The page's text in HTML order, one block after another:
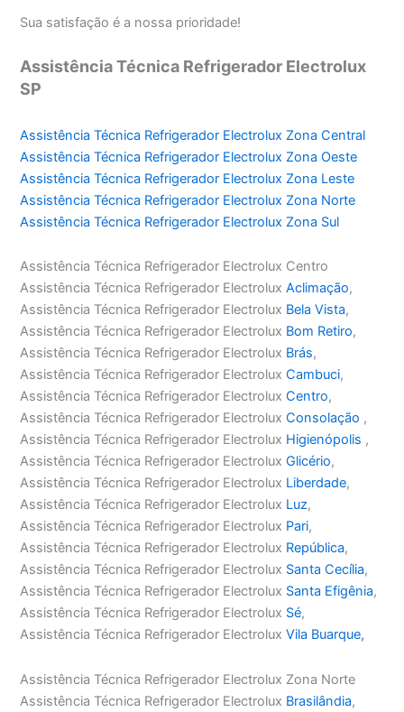
Sua satisfação é a nossa prioridade!
Assistência Técnica Refrigerador Electrolux
SP
Assistência Técnica Refrigerador Electrolux Zona Central
Assistência Técnica Refrigerador Electrolux Zona Oeste
Assistência Técnica Refrigerador Electrolux Zona Leste
Assistência Técnica Refrigerador Electrolux Zona Norte
Assistência Técnica Refrigerador Electrolux Zona Sul
Assistência Técnica Refrigerador Electrolux Centro
Assistência Técnica Refrigerador ElectroluxAclimação,
Assistência Técnica Refrigerador Electrolux Bela Vista,
Assistência Técnica Refrigerador Electrolux Bom Retiro,
Assistência Técnica Refrigerador Electrolux Brás,
Assistência Técnica Refrigerador ElectroluxCambuci,
Assistência Técnica Refrigerador ElectroluxCentro,
Assistência Técnica Refrigerador ElectroluxConsolação ,
Assistência Técnica Refrigerador Electrolux Higienópolis ,
Assistência Técnica Refrigerador ElectroluxGlicério,
Assistência Técnica Refrigerador Electrolux Liberdade,
Assistência Técnica Refrigerador Electrolux Luz,
Assistência Técnica Refrigerador Electrolux Pari,
Assistência Técnica Refrigerador Electrolux República,
Assistência Técnica Refrigerador Electrolux Santa Cecília,
Assistência Técnica Refrigerador Electrolux Santa Efigênia,
Assistência Técnica Refrigerador Electrolux Sé,
Assistência Técnica Refrigerador ElectroluxVila Buarque,
Assistência Técnica Refrigerador Electrolux Zona Norte
Assistência Técnica Refrigerador Electrolux Brasilândia,